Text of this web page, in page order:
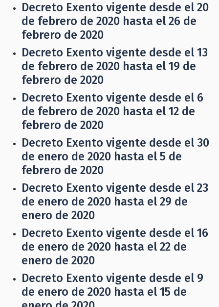
Decreto Exento vigente desde el 20
de febrero de 2020 hasta el 26 de
febrero de 2020
Decreto Exento vigente desde el 13
de febrero de 2020 hasta el 19 de
febrero de 2020
Decreto Exento vigente desde el 6
de febrero de 2020 hasta el 12 de
febrero de 2020
Decreto Exento vigente desde el 30
de enero de 2020 hasta el 5 de
febrero de 2020
Decreto Exento vigente desde el 23
de enero de 2020 hasta el 29 de
enero de 2020
Decreto Exento vigente desde el 16
de enero de 2020 hasta el 22 de
enero de 2020
Decreto Exento vigente desde el 9
de enero de 2020 hasta el 15 de